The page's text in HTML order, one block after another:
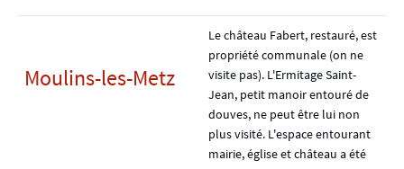
Moulins-les-Metz
Le château Fabert, restauré, est
propriété communale (on ne
visite pas). L'Ermitage Saint-
Jean, petit manoir entouré de
douves, ne peut être lui non
plus visité. L'espace entourant
mairie, église et château a été